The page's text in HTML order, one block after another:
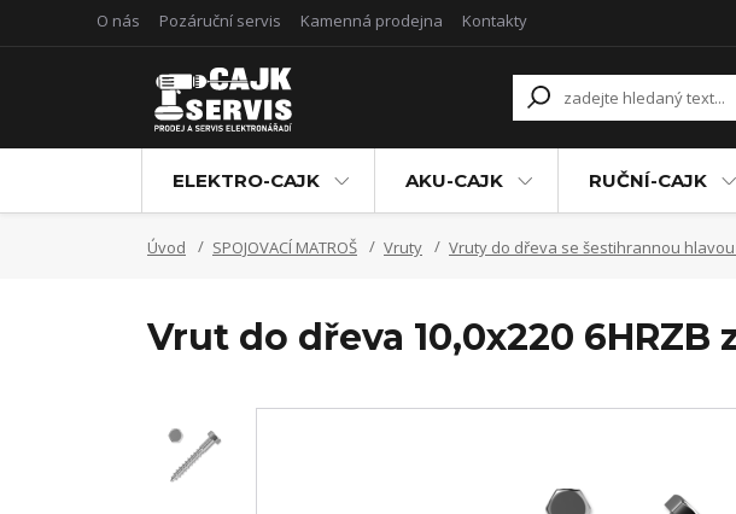
O nás Pozáruční servis Kamenná prodejna Kontakty
ELEKTRO-CAJK AKU-CAJK RUČNÍ-CAJK
Úvod SPOJOVACÍ MATROŠ Vruty Vruty do dřeva se šestihrannou hlavou
Vrut do dřeva 10,0x220 6HRZB